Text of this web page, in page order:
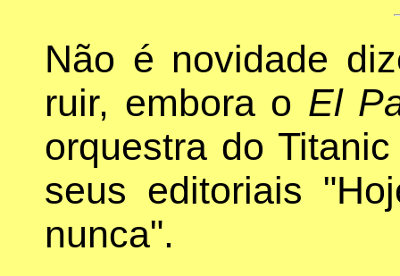
Não é novidade
ruir, embora o El
orquestra do
seus editoriais
nunca".